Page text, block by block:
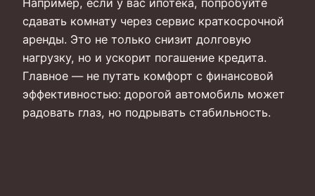
Например, если у вас ипотека, попробуйте
сдавать комнату через сервис краткосрочной
аренды. Это не только снизит долговую
нагрузку, но и ускорит погашение кредита.
Главное — не путать комфорт с финансовой
эффективностью: дорогой автомобиль может
радовать глаз, но подрывать стабильность.